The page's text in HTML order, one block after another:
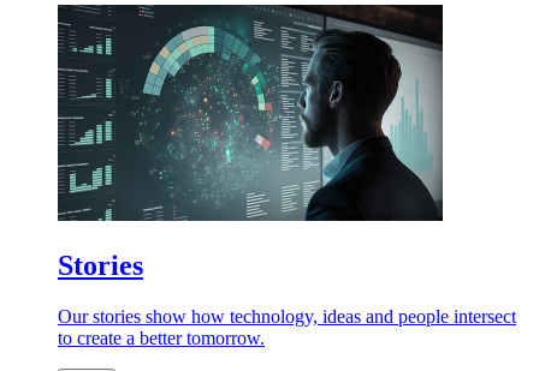
Stories
Our stories show how technology, ideas and people intersect
to create a better tomorrow.